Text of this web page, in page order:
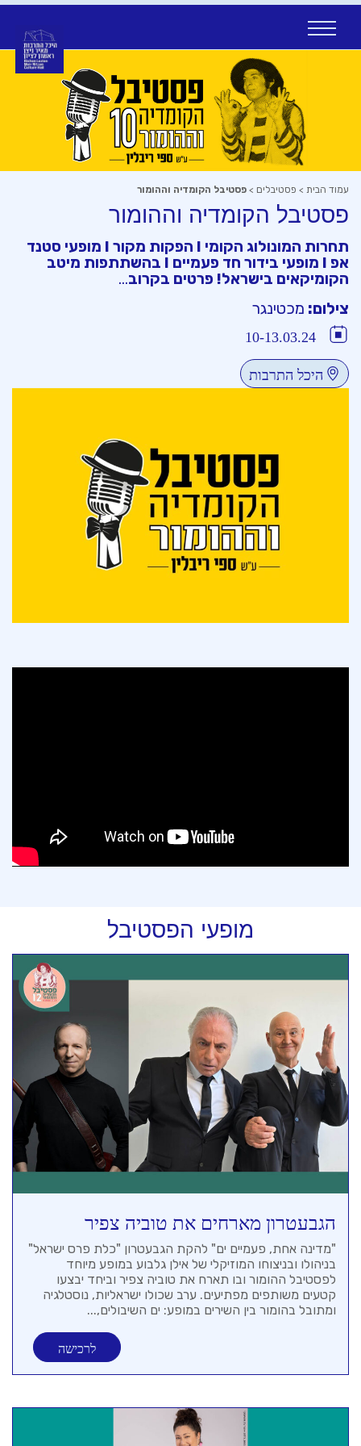
עמוד הבית > פסטיבלים > פסטיבל הקומדיה וההומור
פסטיבל הקומדיה וההומור
תחרות המונולוג הקומי I הפקות מקור I מופעי סטנד
אפ I מופעי בידור חד פעמיים I בהשתתפות מיטב
הקומיקאים בישראל! פרטים בקרוב…
צילום: מכטינגר
10-13.03.24
היכל התרבות
מופעי הפסטיבל
הגבעטרון מארחים את טוביה צפיר
"מדינה אחת, פעמיים ים" להקת הגבעטרון "כלת פרס ישראל​"
בניהולו ובניצוחו המוזיקלי של אילן גלבוע במופע מיוחד
לפסטיבל ההומור ובו תארח את טוביה צפיר וביחד יבצעו
קטעים משותפים מפתיעים. ערב שכולו ישראליות, נוסטלגיה
ומתובל בהומור בין השירים במופע: ים השיבולים,...
לרכישה